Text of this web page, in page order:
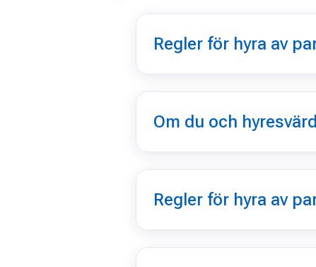
Regler för hyra av
Om du och
Regler för hyra av